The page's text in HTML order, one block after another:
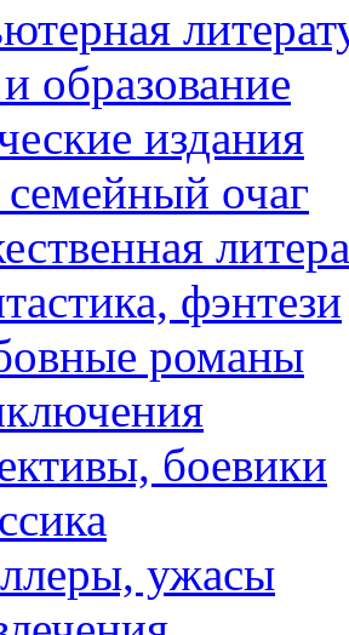
образование
издания
очаг
фэнтези
романы
боевики
ужасы